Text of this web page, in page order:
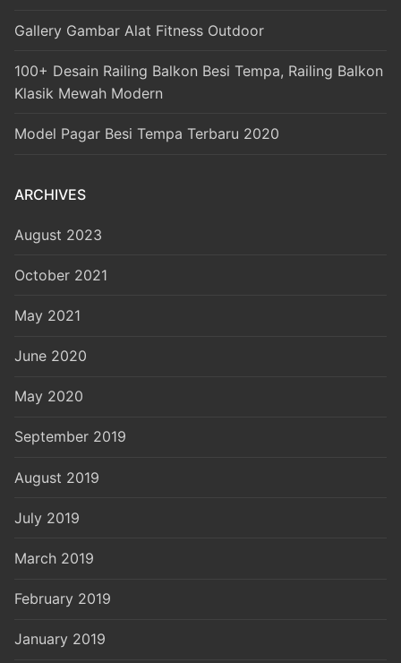
Gallery Gambar Alat Fitness Outdoor
100+ Desain Railing Balkon Besi Tempa, Railing Balkon
Klasik Mewah Modern
Model Pagar Besi Tempa Terbaru 2020
ARCHIVES
August 2023
October 2021
May 2021
June 2020
May 2020
September 2019
August 2019
July 2019
March 2019
February 2019
January 2019